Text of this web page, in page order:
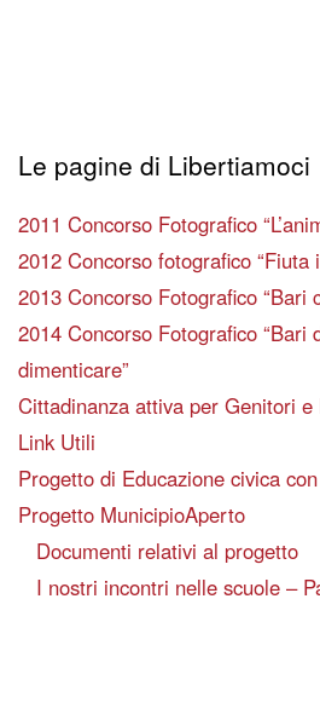
Le pagine di Libertiamoci
2011 Concorso Fotografico
2012 Concorso fotografico “Fiuta
2013 Concorso Fotografico “Bari
2014 Concorso Fotografico “Bari
dimenticare”
Cittadinanza attiva per Genitori e
Link Utili
Progetto di Educazione civica
Progetto MunicipioAperto
Documenti relativi al progetto
I nostri incontri nelle scuole –